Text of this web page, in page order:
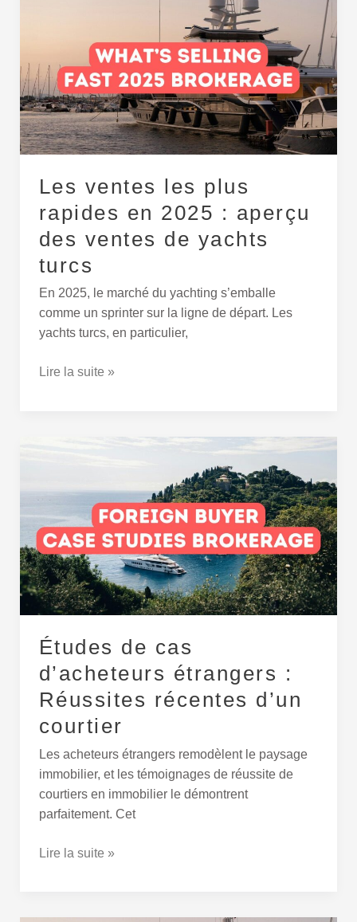
Les ventes les plus
rapides en 2025 : aperçu
des ventes de yachts
turcs
En 2025, le marché du yachting s’emballe
comme un sprinter sur la ligne de départ. Les
yachts turcs, en particulier,
rapides
en
2025 :
aperçu
des
turcs
Lire la suite »
Études de cas
d’acheteurs étrangers :
Réussites récentes d’un
courtier
Les acheteurs étrangers remodèlent le paysage
immobilier, et les témoignages de réussite de
courtiers en immobilier le démontrent
parfaitement. Cet
d’acheteurs
étrangers :
Réussites
récentes
d’un
courtier
Lire la suite »